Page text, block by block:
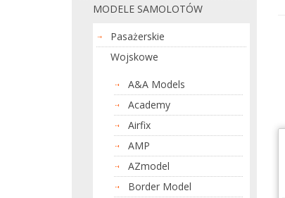
MODELE SAMOLOTÓW
Pasażerskie
Wojskowe
A&A Models
Academy
Airfix
AMP
AZmodel
Border Model